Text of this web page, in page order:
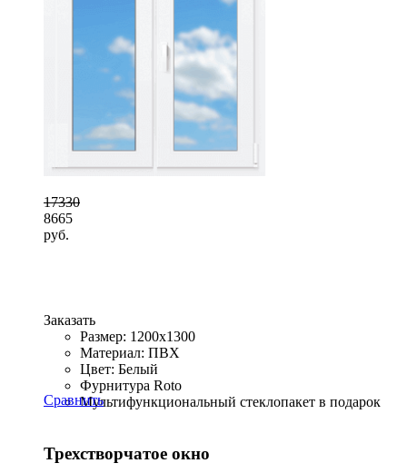
17330
8665
руб.
Заказать
Размер: 1200x1300
Материал: ПВХ
Цвет: Белый
Фурнитура Roto
Мультифункциональный стеклопакет в подарок
Сравнить
Трехстворчатое окно